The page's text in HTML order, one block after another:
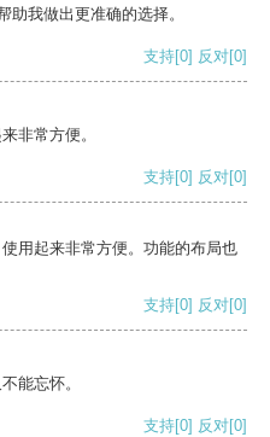
助我做出更准确的选择。
支持[0] 反对[0]
非常方便。
支持[0] 反对[0]
用起来非常方便。功能的布局也
支持[0] 反对[0]
能忘怀。
支持[0] 反对[0]